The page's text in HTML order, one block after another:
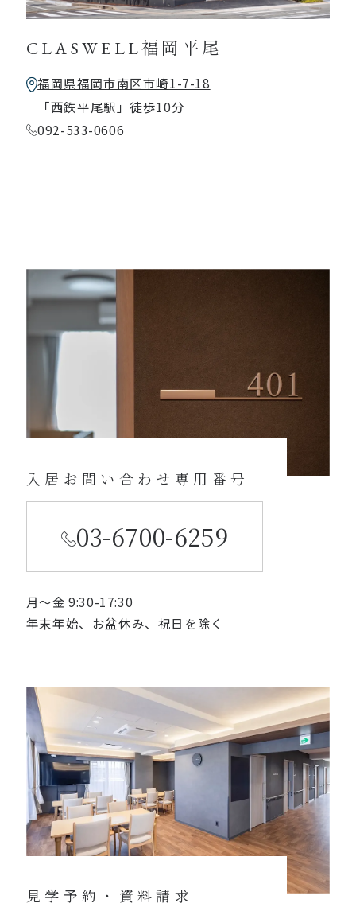
CLASWELL福岡平尾
福岡県福岡市南区市崎1-7-18
「西鉄平尾駅」徒歩10分
092-533-0606
入居お問い合わせ専用番号
03-6700-6259
月〜金 9:30-17:30
年末年始、お盆休み、祝日を除く
見学予約・資料請求